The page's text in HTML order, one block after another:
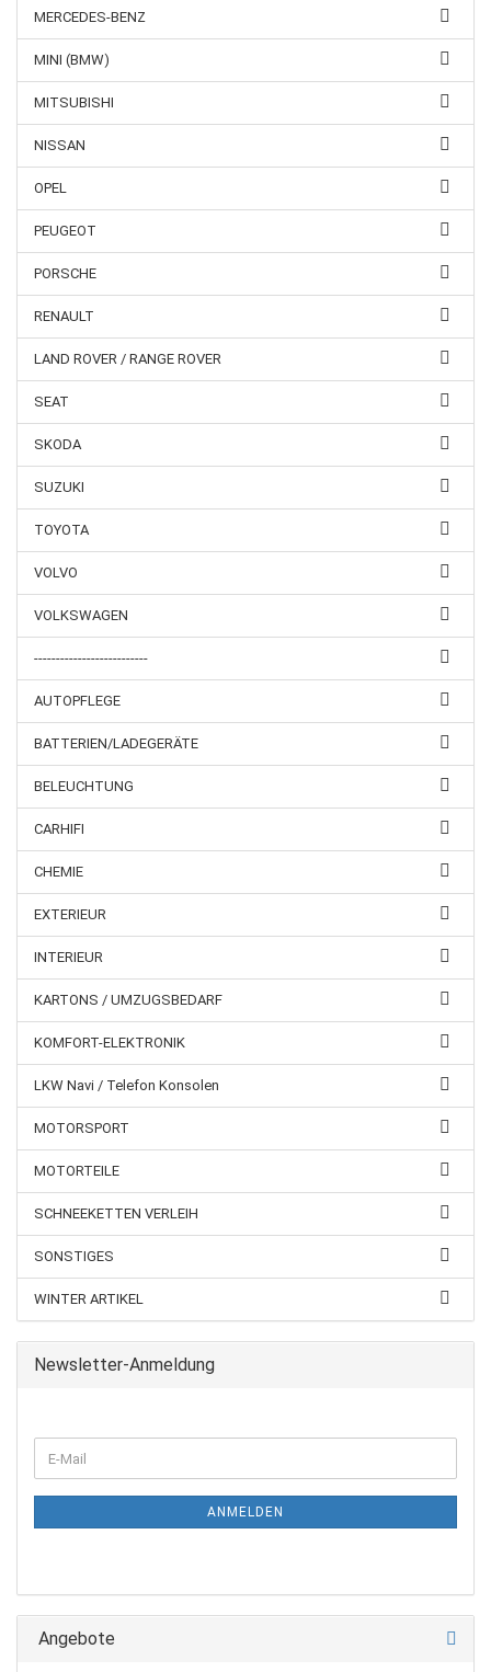
MERCEDES-BENZ
MINI (BMW)
MITSUBISHI
NISSAN
OPEL
PEUGEOT
PORSCHE
RENAULT
LAND ROVER / RANGE ROVER
SEAT
SKODA
SUZUKI
TOYOTA
VOLVO
VOLKSWAGEN
--------------------------
AUTOPFLEGE
BATTERIEN/LADEGERÄTE
BELEUCHTUNG
CARHIFI
CHEMIE
EXTERIEUR
INTERIEUR
KARTONS / UMZUGSBEDARF
KOMFORT-ELEKTRONIK
LKW Navi / Telefon Konsolen
MOTORSPORT
MOTORTEILE
SCHNEEKETTEN VERLEIH
SONSTIGES
WINTER ARTIKEL
Newsletter-Anmeldung
ANMELDEN
Angebote